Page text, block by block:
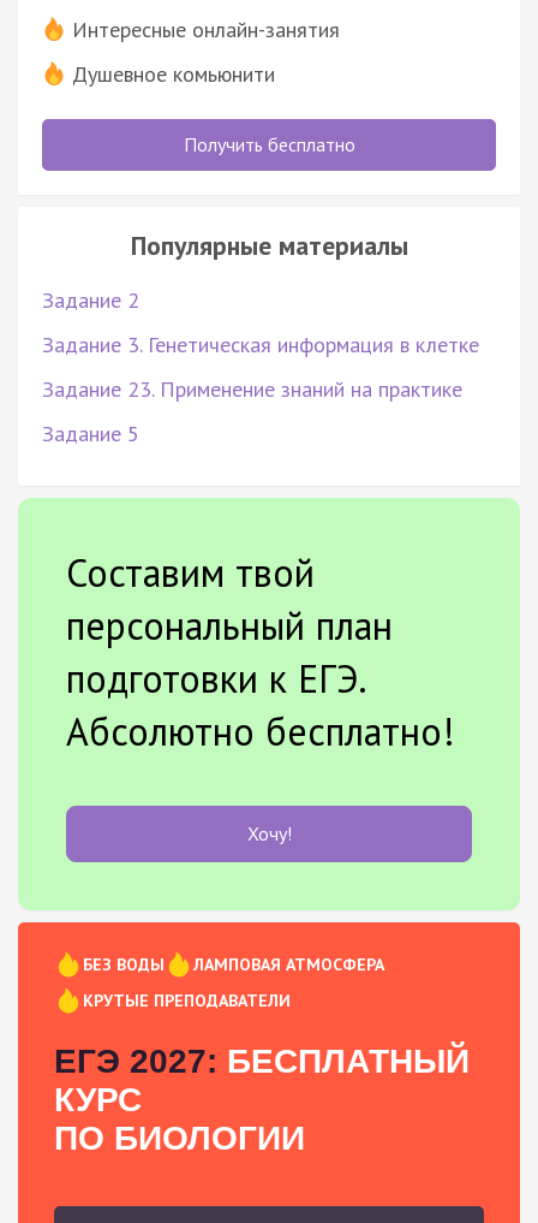
Интересные онлайн-занятия
Душевное комьюнити
Получить бесплатно
Популярные материалы
Задание 2
Задание 3. Генетическая информация в клетке
Задание 23. Применение знаний на практике
Задание 5
Составим твой
персональный план
подготовки к ЕГЭ.
Абсолютно бесплатно!
Хочу!
БЕЗ ВОДЫ
ЛАМПОВАЯ АТМОСФЕРА
КРУТЫЕ ПРЕПОДАВАТЕЛИ
ЕГЭ 2027: БЕСПЛАТНЫЙ
КУРС
ПО БИОЛОГИИ